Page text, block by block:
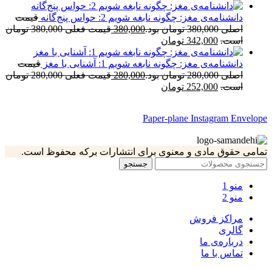
دانشنامه‌ی مغز: چگونه نابغه شویم 2: حواس پنج‌گانه
قیمت
اصلی 380,000 تومان بود.
380,000
قیمت فعلی 380,000 تومان
است. 342,000 تومان
دانشنامه‌ی مغز: چگونه نابغه شویم 1: آشنایی با مغز
قیمت
اصلی 280,000 تومان بود.
280,000
قیمت فعلی 280,000 تومان
است. 252,000 تومان
Paper-plane Instagram Envelope
تمامی حقوق مادی و معنوی برای انتشارات برکه محفوظ است.
جستجو
منو 1
منو 2
مراکز فروش
گالری
درباره‌ی ما
تماس با ما